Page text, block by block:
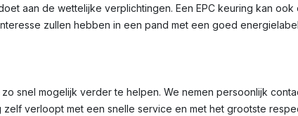
aan de wettelijke verplichtingen. Een EPC keuring kan
zullen hebben in een pand met een goed
snel mogelijk verder te helpen. We nemen persoonlijk
verloopt met een snelle service en met het grootste